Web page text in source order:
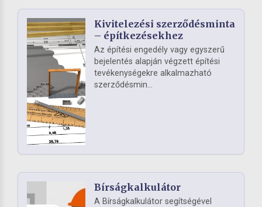
Kivitelezési szerződésminta
– építkezésekhez
Az építési engedély vagy egyszerű
bejelentés alapján végzett építési
tevékenységekre alkalmazható
szerződésmin...
Bírságkalkulátor
A Bírságkalkulátor segítségével